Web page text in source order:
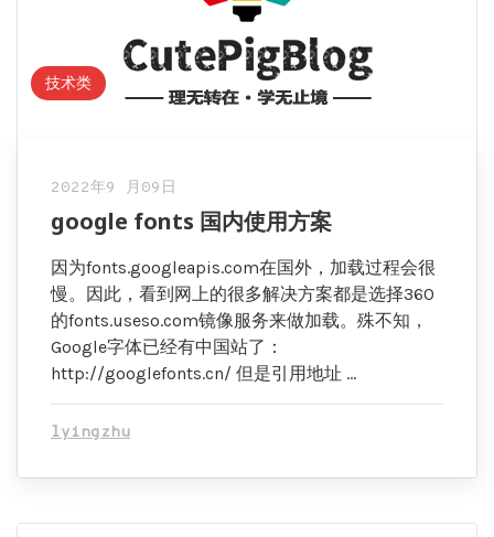
技术类
2022年9 月09日
google fonts 国内使用方案
因为fonts.googleapis.com在国外，加载过程会很
慢。因此，看到网上的很多解决方案都是选择360
的fonts.useso.com镜像服务来做加载。殊不知，
Google字体已经有中国站了：
http://googlefonts.cn/ 但是引用地址 …
lyingzhu